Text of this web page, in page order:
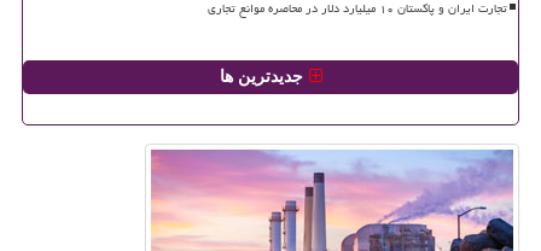
تجارت ایران و پاکستان ۱۰ میلیارد دلار در محاصره موانع تجاری
جدیدترین ها